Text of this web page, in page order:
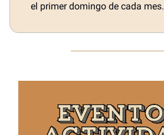
el primer domingo de cada mes.